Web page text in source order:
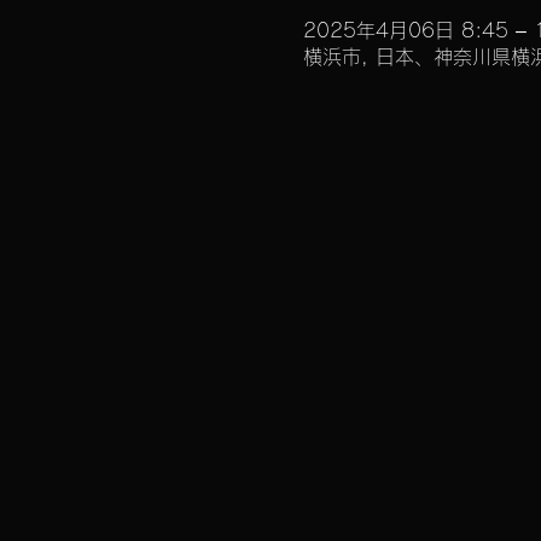
2025年4月06日 8:45 –
横浜市, 日本、神奈川県横